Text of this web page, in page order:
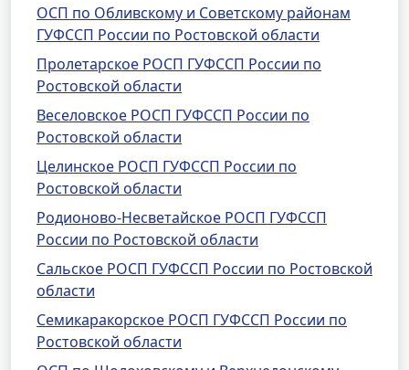
ОСП по Обливскому и Советскому районам
ГУФССП России по Ростовской области
Пролетарское РОСП ГУФССП России по
Ростовской области
Веселовское РОСП ГУФССП России по
Ростовской области
Целинское РОСП ГУФССП России по
Ростовской области
Родионово-Несветайское РОСП ГУФССП
России по Ростовской области
Сальское РОСП ГУФССП России по Ростовской
области
Семикаракорское РОСП ГУФССП России по
Ростовской области